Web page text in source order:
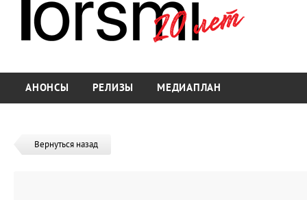
АНОНСЫ РЕЛИЗЫ МЕДИАПЛАН
Вернуться назад